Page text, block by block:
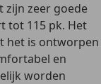
zijn zeer goede
tot 115 pk. Het
het is ontworpen
en
worden